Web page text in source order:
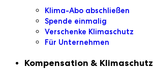
Klima-Abo abschließen
Spende einmalig
Verschenke Klimaschutz
Für Unternehmen
Kompensation & Klimaschutz